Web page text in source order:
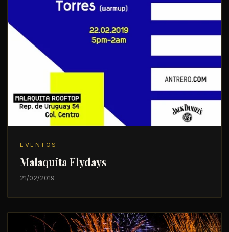
EVENTOS
Malaquita Flydays
21/02/2019